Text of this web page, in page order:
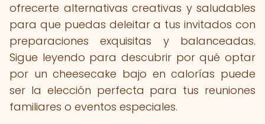
ofrecerte alternativas creativas y saludables
para que puedas deleitar a tus invitados con
preparaciones exquisitas y balanceadas.
Sigue leyendo para descubrir por qué optar
por un cheesecake bajo en calorías puede
ser la elección perfecta para tus reuniones
familiares o eventos especiales.